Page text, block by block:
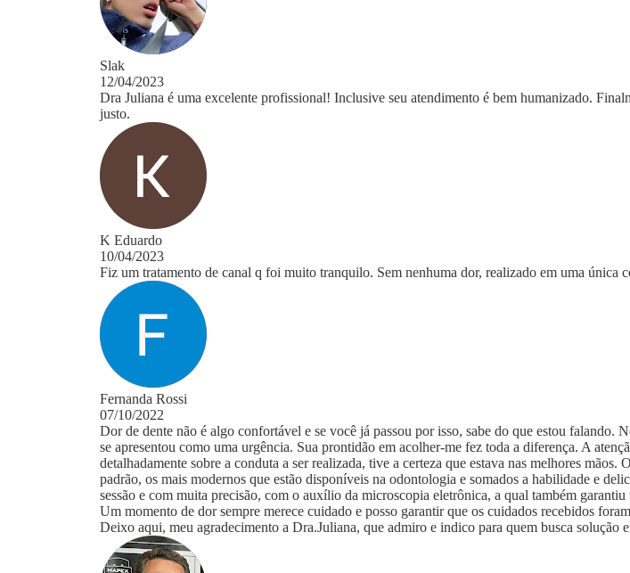
Slak
12/04/2023
Dra Juliana é uma excelente profissional! Inclusive seu atendimento é bem humanizado.
justo.
K Eduardo
10/04/2023
Fiz um tratamento de canal q foi muito tranquilo. Sem nenhuma dor, realizado em uma única
Fernanda Rossi
07/10/2022
Dor de dente não é algo confortável e se você já passou por isso, sabe do que estou
se apresentou como uma urgência. Sua prontidão em acolher-me fez toda a diferença. A
detalhadamente sobre a conduta a ser realizada, tive a certeza que estava nas melhores
padrão, os mais modernos que estão disponíveis na odontologia e somados a habilidade e
sessão e com muita precisão, com o auxílio da microscopia eletrônica, a qual também garantiu
Um momento de dor sempre merece cuidado e posso garantir que os cuidados recebidos
Deixo aqui, meu agradecimento a Dra.Juliana, que admiro e indico para quem busca solução